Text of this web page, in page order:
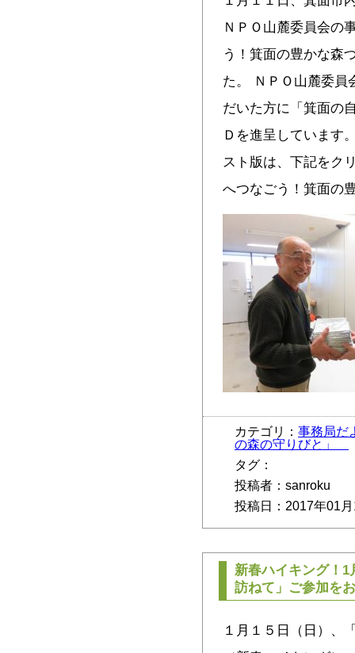
ＮＰＯ山麓委員会の
う！箕面の豊かな森
た。 ＮＰＯ山麓委員
だいた方に「箕面の
Ｄを進呈しています
スト版は、下記をク
へつなごう！箕面の
カテゴリ： 事務局だ
の森の守りびと」
タグ：
投稿者：sanroku
投稿日：2017年01
新春ハイキング！1
訪ねて」ご参加を
１月１５日（日）、